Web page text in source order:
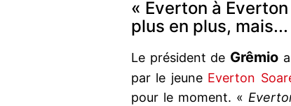
« Everton à
plus en plus, mais...
Le président de Grêmio
par le jeune Everton
pour le moment. «